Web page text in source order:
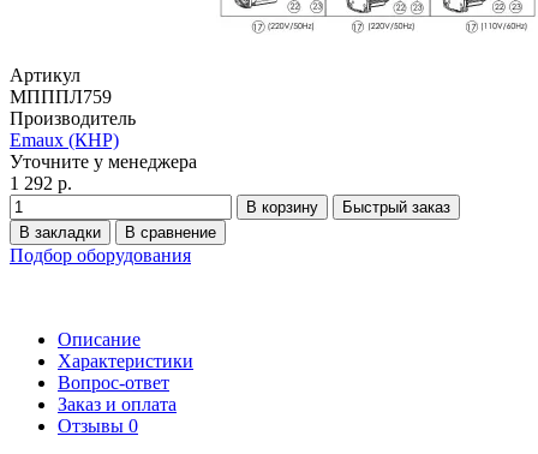
Артикул
МПППЛ759
Производитель
Emaux (КНР)
Уточните у менеджера
1 292 р.
В корзину
Быстрый заказ
В закладки
В сравнение
Подбор оборудования
Описание
Характеристики
Вопрос-ответ
Заказ и оплата
Отзывы 0